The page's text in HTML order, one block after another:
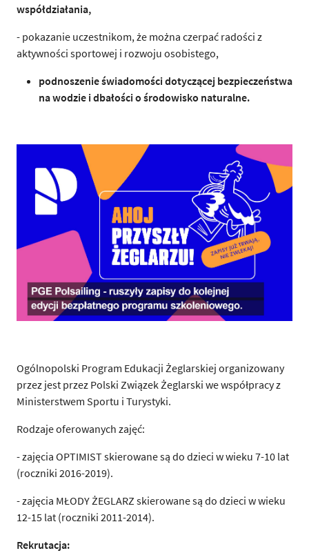
współdziałania,
- pokazanie uczestnikom, że można czerpać radości z
aktywności sportowej i rozwoju osobistego,
podnoszenie świadomości dotyczącej bezpieczeństwa
na wodzie i dbałości o środowisko naturalne.
Ogólnopolski Program Edukacji Żeglarskiej organizowany
przez jest przez Polski Związek Żeglarski we współpracy z
Ministerstwem Sportu i Turystyki.
Rodzaje oferowanych zajęć:
- zajęcia OPTIMIST skierowane są do dzieci w wieku 7-10 lat
(roczniki 2016-2019).
- zajęcia MŁODY ŻEGLARZ skierowane są do dzieci w wieku
12-15 lat (roczniki 2011-2014).
Rekrutacja: